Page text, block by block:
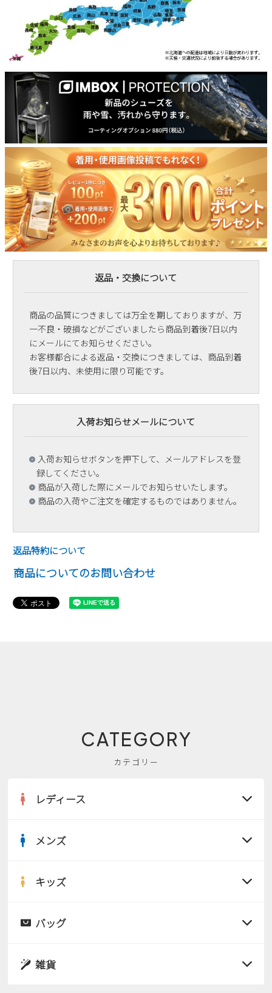
返品・交換について
商品の品質につきましては万全を期しておりますが、万
一不良・破損などがございましたら商品到着後7日以内
にメールにてお知らせください。
お客様都合による返品・交換につきましては、商品到着
後7日以内、未使用に限り可能です。
入荷お知らせメールについて
入荷お知らせボタンを押下して、メールアドレスを登
録してください。
商品が入荷した際にメールでお知らせいたします。
商品の入荷やご注文を確定するものではありません。
返品特約について
商品についてのお問い合わせ
CATEGORY
カテゴリー
レディース
サンダル
スニーカー
メンズ
サンダル
キッズ
サンダル
バッグ
雑貨